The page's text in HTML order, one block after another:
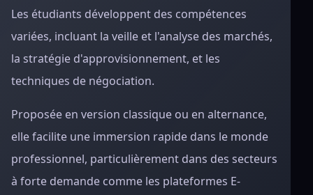
Les étudiants développent des compétences
variées, incluant la veille et l'analyse des marchés,
la stratégie d'approvisionnement, et les
techniques de négociation.
Proposée en version classique ou en alternance,
elle facilite une immersion rapide dans le monde
professionnel, particulièrement dans des secteurs
à forte demande comme les plateformes E-